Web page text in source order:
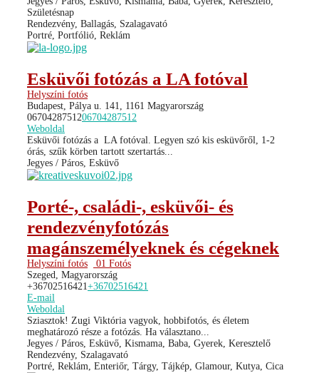
Születésnap
Rendezvény, Ballagás, Szalagavató
Portré, Portfólió, Reklám
Esküvői fotózás a LA fotóval
Helyszíni fotós
Budapest, Pálya u. 141, 1161 Magyarország
0670428751206704287512
Weboldal
Esküvői fotózás a LA fotóval. Legyen szó kis esküvőről, 1-2
órás, szűk körben tartott szertartás...
Jegyes / Páros, Esküvő
Porté-, családi-, esküvői- és
rendezvényfotózás
magánszemélyeknek és cégeknek
Helyszíni fotós
01 Fotós
Szeged, Magyarország
+36702516421 +36702516421
E-mail
Weboldal
Sziasztok! Zugi Viktória vagyok, hobbifotós, és életem
meghatározó része a fotózás. Ha választano...
Jegyes / Páros, Esküvő, Kismama, Baba, Gyerek, Keresztelő
Rendezvény, Szalagavató
Portré, Reklám, Enteriőr, Tárgy, Tájkép, Glamour, Kutya, Cica